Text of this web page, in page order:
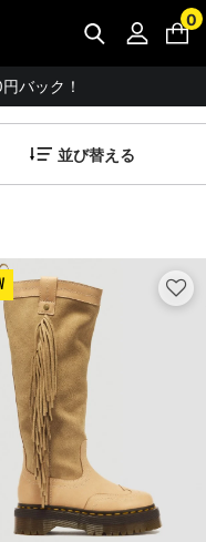
0
バック！
のお願い
注意ください。
る機能が新登場！
ダウンロード！
イズ交換無料
ース）
)
並び替える